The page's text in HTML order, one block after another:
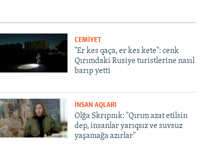
CEMİYET
"Er kes qaça, er kes kete": cenk
Qırımdaki Rusiye turistlerine nasıl
barıp yetti
İNSAN AQLARI
Olğa Skrıpnık: "Qırım azat etilsin
dep, insanlar yarıqsız ve suvsuz
yaşamağa azırlar"